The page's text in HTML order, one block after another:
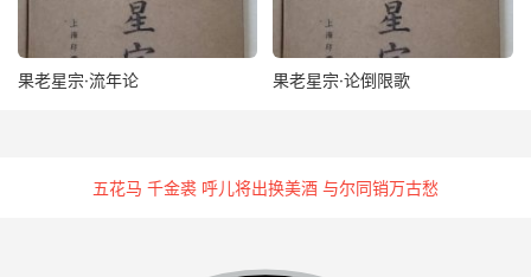
果老星宗·流年论 果老星宗·论倒限歌
五花马 千金裘 呼儿将出换美酒 与尔同销万古愁